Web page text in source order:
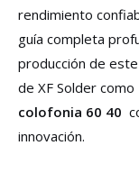
rendimiento
guía completa
producción de
de XF Solder como
colofonia 60 40
innovación.